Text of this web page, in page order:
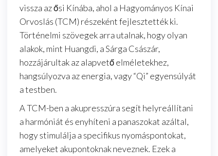
vissza az ősi Kínába, ahol a Hagyományos Kínai
Orvoslás (TCM) részeként fejlesztették ki.
Történelmi szövegek arra utalnak, hogy olyan
alakok, mint Huangdi, a Sárga Császár,
hozzájárultak az alapvető elméletekhez,
hangsúlyozva az energia, vagy “Qi” egyensúlyát
a testben.
A TCM-ben a akupresszúra segít helyreállítani
a harmóniát és enyhíteni a panaszokat azáltal,
hogy stimulálja a specifikus nyomáspontokat,
amelyeket akupontoknak neveznek. Ezek a